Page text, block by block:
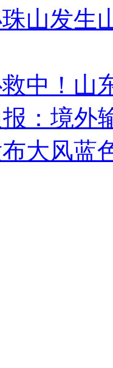
山发生
中！山
：境外
大风蓝